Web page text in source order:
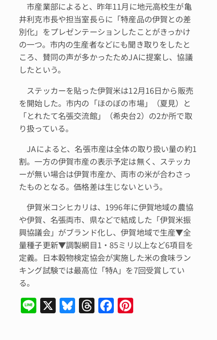
市産業部によると、昨年11月に地元高校生が亀
井利克市長や担当室長らに「特産品の伊賀との差
別化」をプレゼンテーションしたことがきっかけ
の一つ。市内の生産者などにも聞き取りをしたと
ころ、賛同の声が多かったためJAに提案し、協議
したという。
ステッカーを貼った伊賀米は12月16日から販売
を開始した。市内の「ほのぼの市場」（夏見）と
「とれたて名張交流館」（希央台2）の2か所で取
り扱っている。
JAによると、名張市産は全体の取り扱い量の約1
割。一方の伊賀市産の表示予定は無く、ステッカ
ーが無い場合は伊賀市産か、両市の米が合わさっ
たものとなる。価格差は生じないという。
伊賀米コシヒカリは、1996年に伊賀地域の農協
や伊賀、名張両市、県などで結成した「伊賀米振
興協議会」がブランド化し、伊賀地域で生産▼全
量種子更新▼調製網目1・85ミリ以上など6項目を
定義。日本穀物検定協会が実施した米の食味ラン
キング試験では最高位「特A」を7回受賞してい
る。
Li
n
X Bl
u
T
hr
F
a